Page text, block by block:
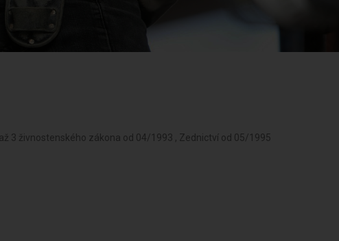
3 živnostenského zákona od 04/1993 , Zednictví od 05/1995